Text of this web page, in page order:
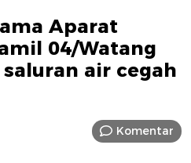
LUXURY
Aparat
04/Watang
air cegah
Komentar